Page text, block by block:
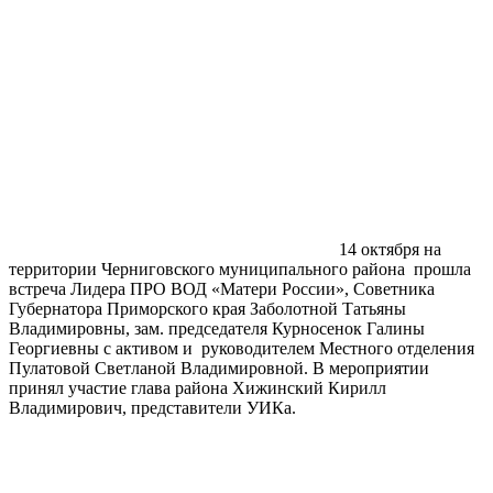
14 октября на
территории Черниговского муниципального района прошла
встреча Лидера ПРО ВОД «Матери России», Советника
Губернатора Приморского края Заболотной Татьяны
Владимировны, зам. председателя Курносенок Галины
Георгиевны с активом и руководителем Местного отделения
Пулатовой Светланой Владимировной. В мероприятии
принял участие глава района Хижинский Кирилл
Владимирович, представители УИКа.